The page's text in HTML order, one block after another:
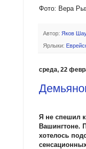
Фото: Вера
Автор: Яков
Ярлыки:
среда, 22
Я не спешил
Вашингтоне.
хотелось